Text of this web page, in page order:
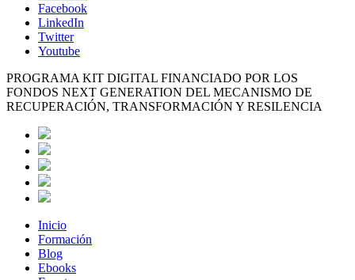
Facebook
LinkedIn
Twitter
Youtube
PROGRAMA KIT DIGITAL FINANCIADO POR LOS
FONDOS NEXT GENERATION DEL MECANISMO DE
RECUPERACIÓN, TRANSFORMACIÓN Y RESILENCIA
Inicio
Formación
Blog
Ebooks